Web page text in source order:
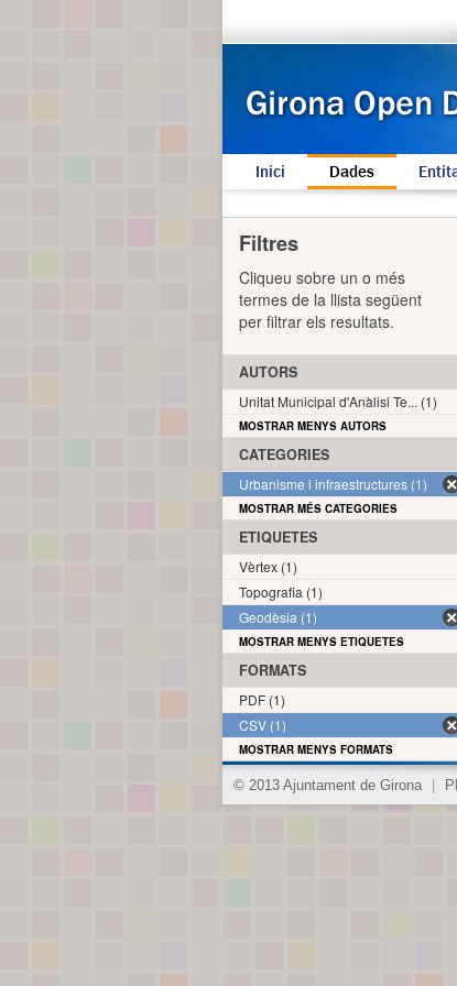
Inici Dades
Filtres
Cliqueu sobre un o més
termes de la llista següent
per filtrar els resultats.
AUTORS
Unitat Municipal d'Anàlisi Te... (1)
MOSTRAR MENYS AUTORS
CATEGORIES
Urbanisme i infraestructures (1)
MOSTRAR MÉS CATEGORIES
ETIQUETES
Vèrtex (1)
Topografia (1)
Geodèsia (1)
MOSTRAR MENYS ETIQUETES
FORMATS
PDF (1)
CSV (1)
MOSTRAR MENYS FORMATS
© 2013 Ajuntament de Girona